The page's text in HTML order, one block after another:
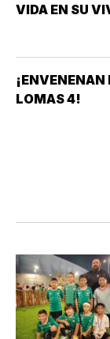
VIDA EN SU
¡ENVENENAN
LOMAS 4!